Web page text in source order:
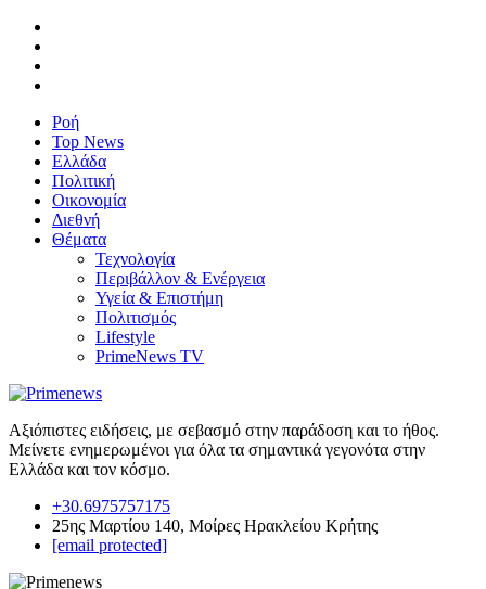
Ροή
Top News
Ελλάδα
Πολιτική
Οικονομία
Διεθνή
Θέματα
Τεχνολογία
Περιβάλλον & Ενέργεια
Υγεία & Επιστήμη
Πολιτισμός
Lifestyle
PrimeNews TV
Αξιόπιστες ειδήσεις, με σεβασμό στην παράδοση και το ήθος.
Μείνετε ενημερωμένοι για όλα τα σημαντικά γεγονότα στην
Ελλάδα και τον κόσμο.
+30.6975757175
25ης Μαρτίου 140, Μοίρες Ηρακλείου Κρήτης
[email protected]